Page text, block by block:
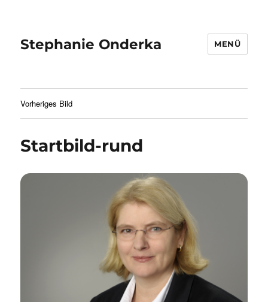
Stephanie Onderka MENÜ
Vorheriges Bild
Startbild-rund